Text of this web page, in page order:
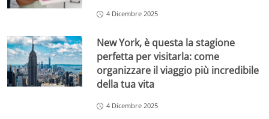
4 Dicembre 2025
New York, è questa la stagione
perfetta per visitarla: come
organizzare il viaggio più incredibile
della tua vita
4 Dicembre 2025